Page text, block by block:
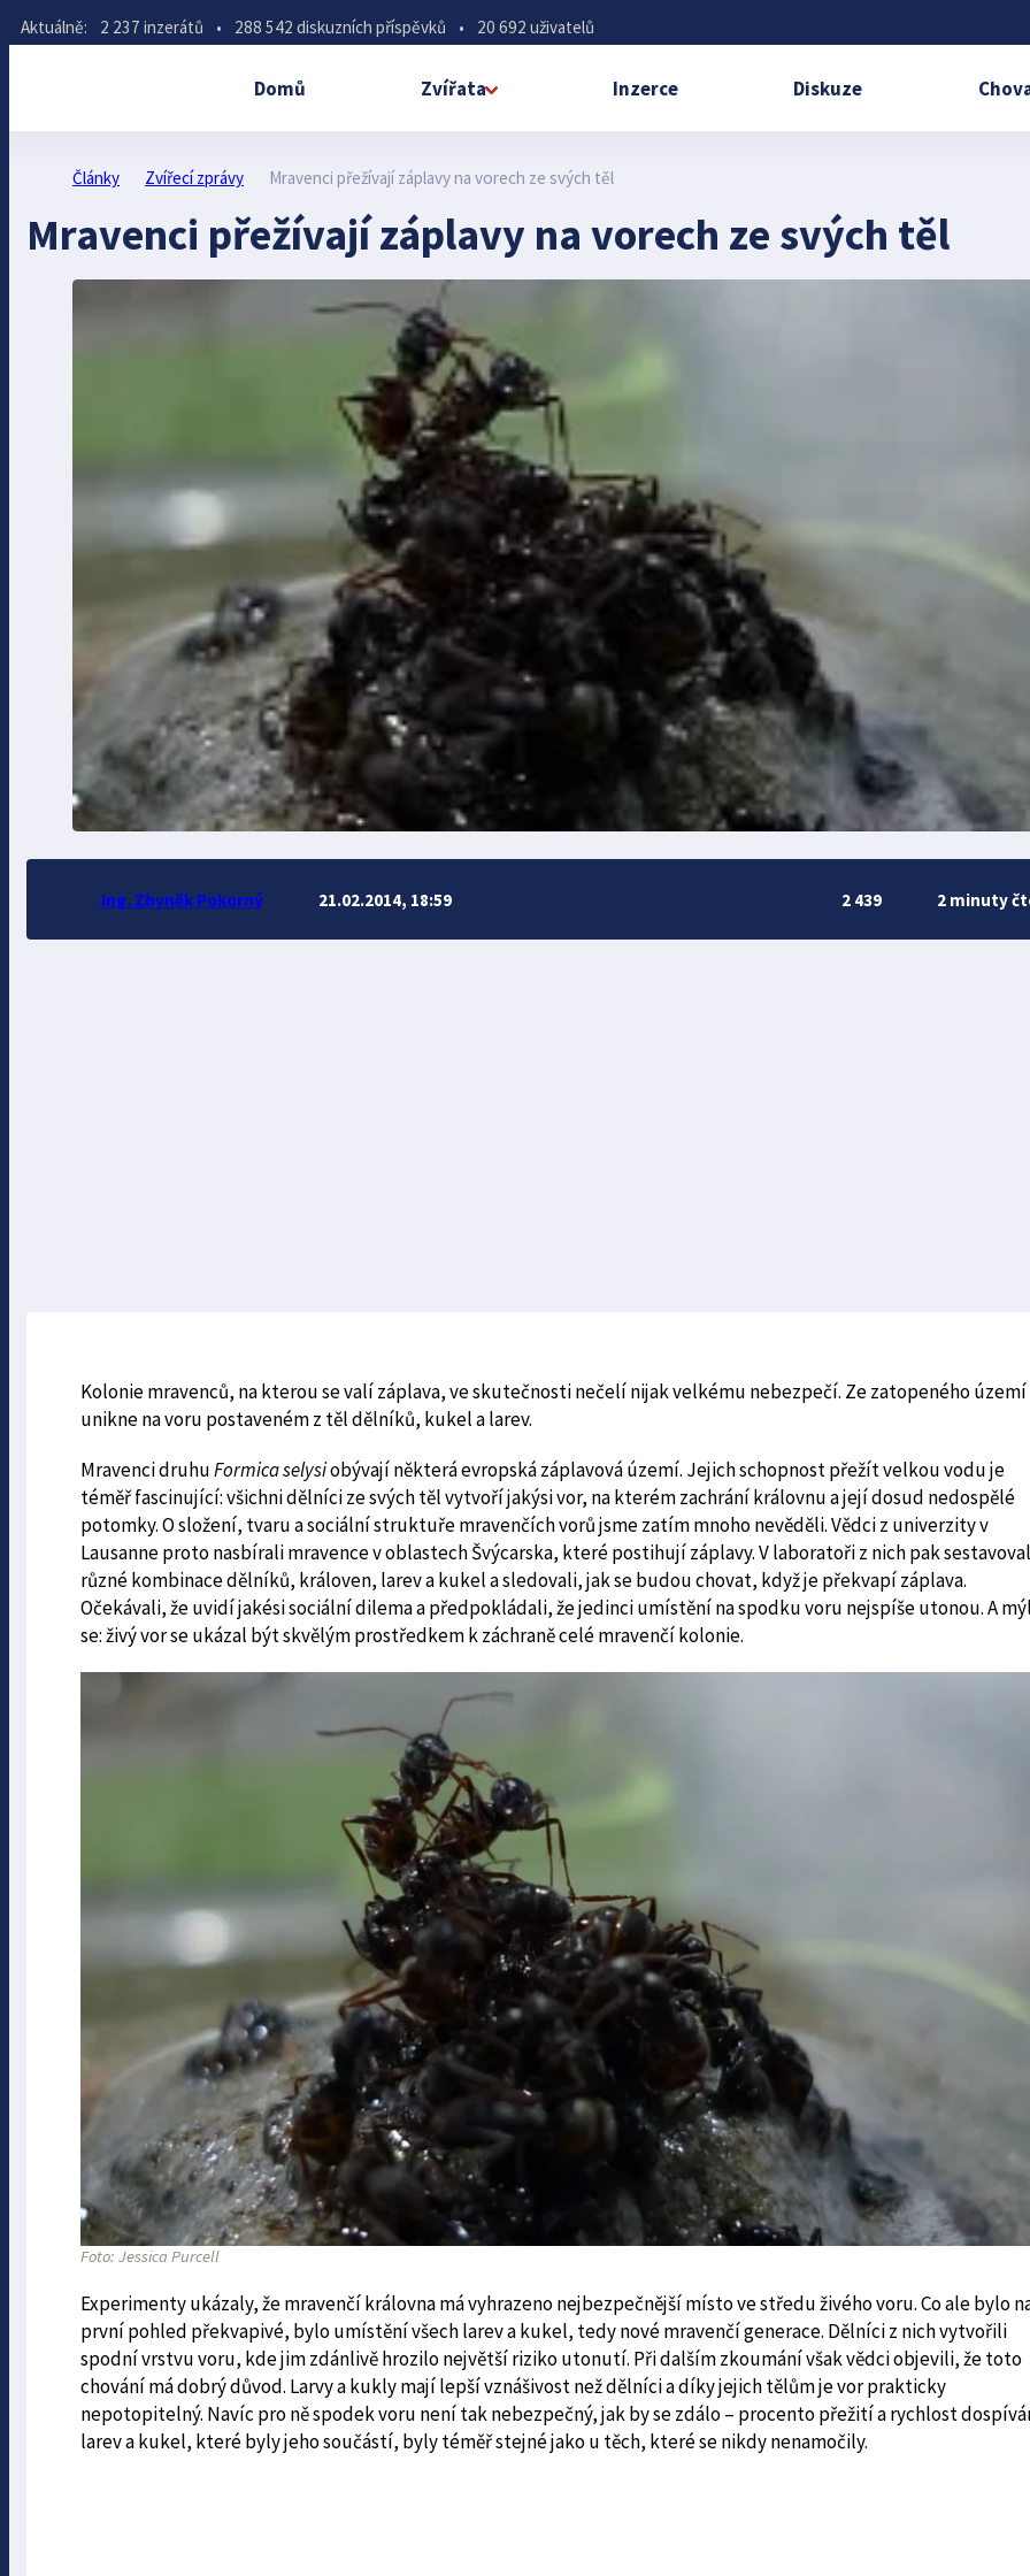
Aktuálně: 2 237 inzerátů • 288 542 diskuzních příspěvků • 20 692 uživatelů
Domů Zvířata Inzerce Diskuze
Články Zvířecí zprávy Mravenci přežívají záplavy na vorech ze svých těl
Mravenci přežívají záplavy na vorech ze svých těl
Ing. Zbyněk Pokorný 21.02.2014, 18:59 2 439 2 minuty
Kolonie mravenců, na kterou se valí záplava, ve skutečnosti nečelí nijak velkému nebezpečí. Ze zatopeného území
unikne na voru postaveném z těl dělníků, kukel a larev.
Mravenci druhuFormica selysiobývají některá evropská záplavová území. Jejich schopnost přežít velkou vodu je
téměř fascinující: všichni dělníci ze svých těl vytvoří jakýsi vor, na kterém zachrání královnu a její dosud nedospělé
potomky. O složení, tvaru a sociální struktuře mravenčích vorů jsme zatím mnoho nevěděli. Vědci z univerzity v
Lausanne proto nasbírali mravence v oblastech Švýcarska, které postihují záplavy. V laboratoři z nich pak
různé kombinace dělníků, královen, larev a kukel a sledovali, jak se budou chovat, když je překvapí záplava.
Očekávali, že uvidí jakési sociální dilema a předpokládali, že jedinci umístění na spodku voru nejspíše utonou. A
se: živý vor se ukázal být skvělým prostředkem k záchraně celé mravenčí kolonie.
Foto: Jessica Purcell
Experimenty ukázaly, že mravenčí královna má vyhrazeno nejbezpečnější místo ve středu živého voru. Co ale bylo
první pohled překvapivé, bylo umístění všech larev a kukel, tedy nové mravenčí generace. Dělníci z nich vytvořili
spodní vrstvu voru, kde jim zdánlivě hrozilo největší riziko utonutí. Při dalším zkoumání však vědci objevili, že toto
chování má dobrý důvod. Larvy a kukly mají lepší vznášivost než dělníci a díky jejich tělům je vor prakticky
nepotopitelný. Navíc pro ně spodek voru není tak nebezpečný, jak by se zdálo – procento přežití a rychlost
larev a kukel, které byly jeho součástí, byly téměř stejné jako u těch, které se nikdy nenamočily.